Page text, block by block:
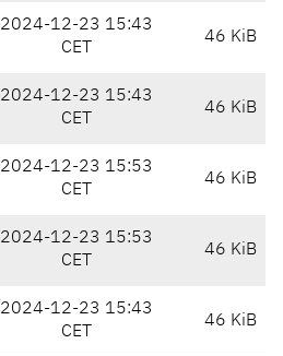
2024-12-23 15:43
CET
46 KiB
2024-12-23 15:43
CET
46 KiB
2024-12-23 15:53
CET
46 KiB
2024-12-23 15:53
CET
46 KiB
2024-12-23 15:43
CET
46 KiB